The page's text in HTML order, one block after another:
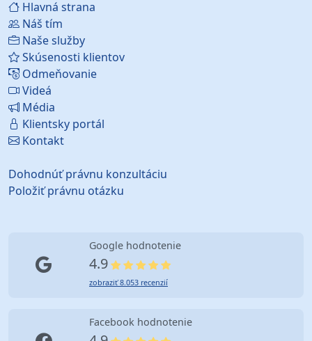
Hlavná strana
Náš tím
Naše služby
Skúsenosti klientov
Odmeňovanie
Videá
Média
Klientsky portál
Kontakt
Dohodnúť právnu konzultáciu
Položiť právnu otázku
Google hodnotenie
4.9
zobraziť 8.053 recenzií
Facebook hodnotenie